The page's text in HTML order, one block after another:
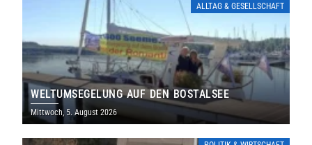
ALLTAG & GESELLSCHAFT
WELTUMSEGELUNG AUF DEN BOSTALSEE
Mittwoch, 5. August 2026